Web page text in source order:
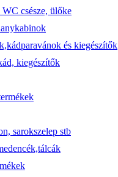
csésze, ülőke
és kiegészítők
kiegészítők
sarokszelep stb